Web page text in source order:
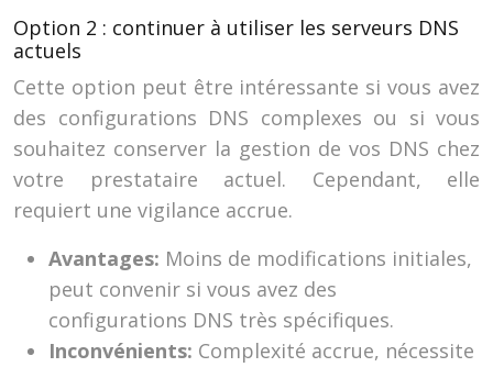
Option 2 : continuer à utiliser les serveurs DNS
actuels
Cette option peut être intéressante si vous avez
des configurations DNS complexes ou si vous
souhaitez conserver la gestion de vos DNS chez
votre prestataire actuel. Cependant, elle
requiert une vigilance accrue.
Avantages: Moins de modifications initiales,
peut convenir si vous avez des
configurations DNS très spécifiques.
Inconvénients: Complexité accrue, nécessite